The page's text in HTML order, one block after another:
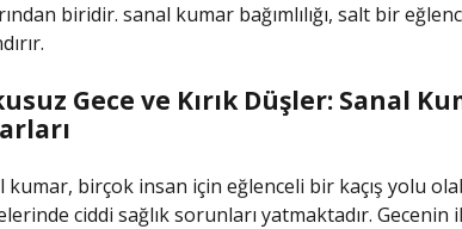
biridir. sanal kumar bağımlılığı, salt bir
Gece ve Kırık Düşler: Sanal
kumar, birçok insan için eğlenceli bir kaçış yolu
ciddi sağlık sorunları yatmaktadır.